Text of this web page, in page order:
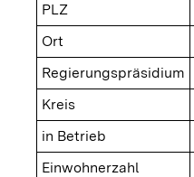
PLZ
Ort
Regierungspräsidium
Kreis
in Betrieb
Einwohnerzahl